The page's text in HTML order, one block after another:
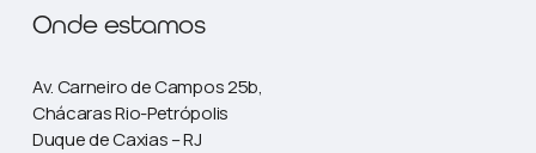
Onde estamos
Av. Carneiro de Campos 25b,
Chácaras Rio-Petrópolis
Duque de Caxias – RJ